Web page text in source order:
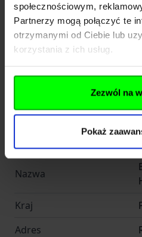
społecznościowym,
Partnerzy mogą połączyć te
otrzymanymi od Ciebie lub
korzystania z ich usług.
Zezwól na
Pokaż
Kod pocztowy
Miasto
Nazwa
Kraj
Adres